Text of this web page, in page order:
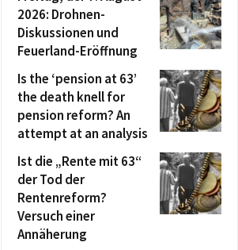
2026: Drohnen-
Diskussionen und
Feuerland-Eröffnung
Is the ‘pension at 63’
the death knell for
pension reform? An
attempt at an analysis
Ist die „Rente mit 63“
der Tod der
Rentenreform?
Versuch einer
Annäherung